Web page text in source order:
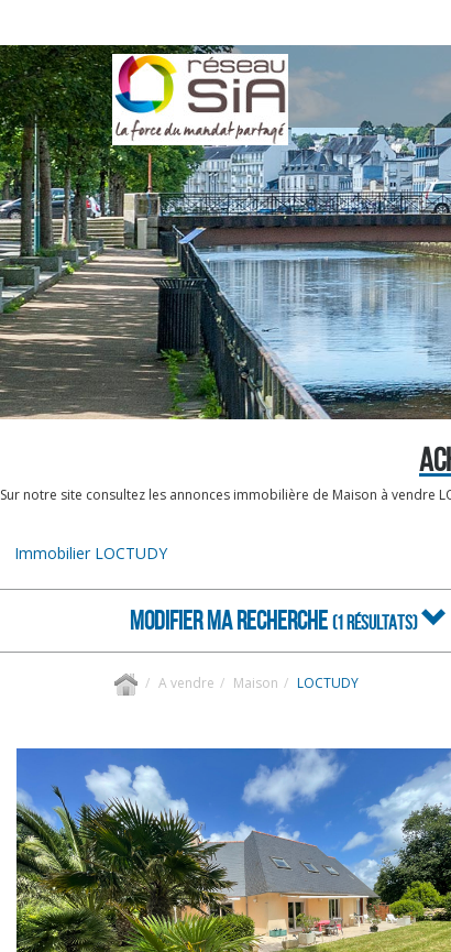
Sur notre site consultez les annonces immobilière de Maison à vendre
Immobilier LOCTUDY
MODIFIER MA RECHERCHE (1 RÉSULTATS)
A vendre Maison LOCTUDY